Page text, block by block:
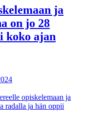
ja
on jo 28
koko ajan
opiskelemaan ja
radalla ja hän oppii